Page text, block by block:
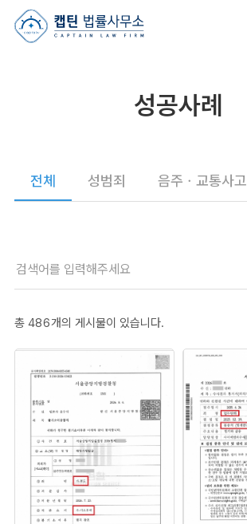
캡틴법률사무소
성공사례
전체 성범죄 음주ㆍ교통사고
총 486개의 게시물이 있습니다.